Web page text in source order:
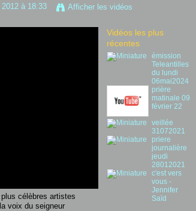
2012 à 18:33 Afficher les vidéos
célèbres artistes
voix du seigneur
Vidéos les plus
récentes
émission
Teleantilles
du lundi
06mai2024
prière
matinale 09
février 22
veillée
31072021
priere
journalière
jeudi
28012021
c'est vers
vous -
Jennifer
Saïd